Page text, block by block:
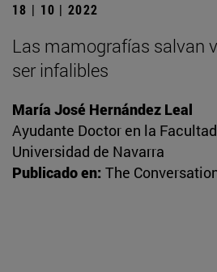
18 | 10 | 2022
Las mamografías salvan
ser infalibles
María José Hernández Leal
Ayudante Doctor en la
Universidad de Navarra
Publicado en: The